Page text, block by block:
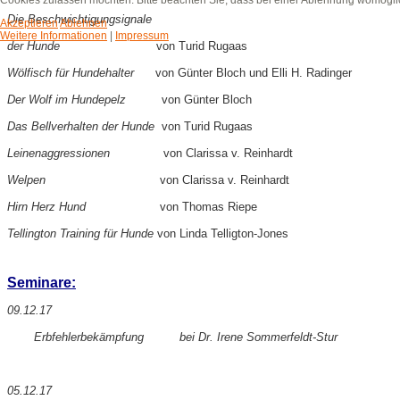
Die Beschwichtigungsignale
der Hunde
von Turid Rugaas
Wölfisch für Hundehalter
von Günter Bloch und Elli H. Radinger
Der Wolf im Hundepelz
von Günter Bloch
Das Bellverhalten der Hunde von Turid Rugaas
Leinenaggressionen von Clarissa v. Reinhardt
Welpen
von Clarissa v. Reinhardt
Hirn Herz Hund
von Thomas Riepe
Tellington Training für Hunde von Linda Telligton-Jones
Seminare:
09.12.17
Erbfehlerbekämpfung bei Dr. Irene Sommerfeldt-Stur
05.12.17
Akzeptieren Ablehnen
Weitere Informationen
Impressum